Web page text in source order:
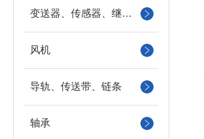
变送器、传感器、继电器
风机
导轨、传送带、链条
轴承